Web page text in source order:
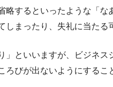
略するといったような「な
しまったり、失礼に当たる
」といいますが、ビジネ
ろびが出ないようにするこ